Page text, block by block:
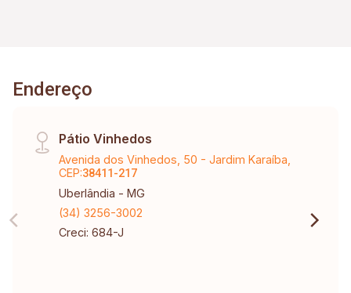
Endereço
Pátio Vinhedos
Avenida dos Vinhedos, 50 - Jardim Karaíba,
CEP:38411-217
Uberlândia - MG
(34) 3256-3002
Creci: 684-J